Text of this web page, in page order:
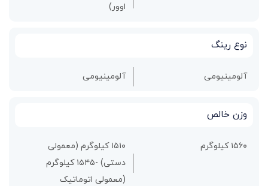
اوور)
نوع رینگ
آلومینیومی آلومینیومی
وزن خالص
۱۵۶۰ کیلوگرم
۱۵۱۰ کیلوگرم (معمولی
دستی) -۱۵۴۵ کیلوگرم
(معمولی اتوماتیک